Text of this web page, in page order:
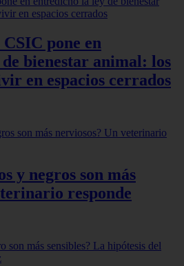
pone en
bienestar animal: los
en espacios cerrados
y negros son más
responde